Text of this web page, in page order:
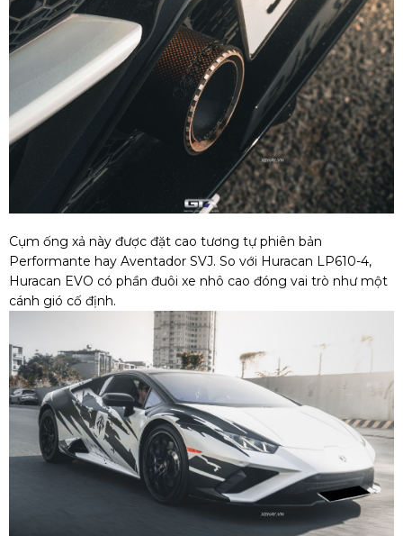
Cụm ống xả này được đặt cao tương tự phiên bản
Performante hay Aventador SVJ. So với Huracan LP610-4,
Huracan EVO có phần đuôi xe nhô cao đóng vai trò như một
cánh gió cố định.